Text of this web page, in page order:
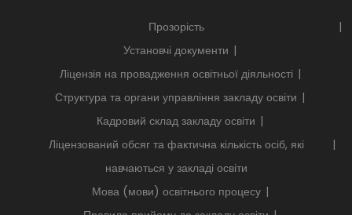
Прозорість
Установчі документи
Ліцензія на провадження освітньої діяльності
Структура та органи управління закладу освіти
Кадровий склад закладу освіти
Ліцензований обсяг та фактична кількість осіб, які
навчаються у закладі освіти
Мова (мови) освітнього процесу